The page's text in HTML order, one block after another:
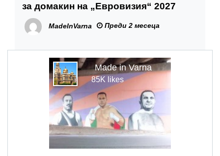
за домакин на „Евровизия“ 2027
MadeInVarna Преди 2 месеца
Made in Varna
85K likes